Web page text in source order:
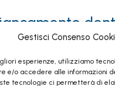
Gestisci Consenso
esperienze, utilizziamo
e/o accedere alle informazioni
tecnologie ci permetterà di